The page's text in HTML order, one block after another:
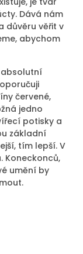
Dává nám
důvěru věřit v
abychom
absolutní
červené,
jedno
potisky a
základní
tím lepší. V
Koneckonců,
umění by